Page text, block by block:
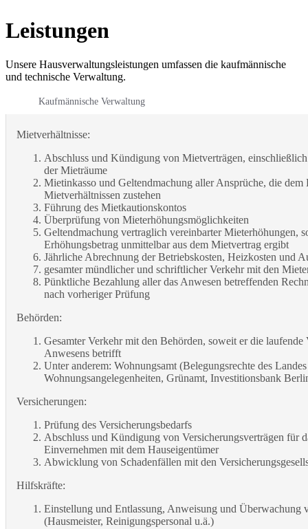
Leistungen
Unsere Hausverwaltungsleistungen umfassen die kaufmännische
und technische Verwaltung.
Kaufmännische Verwaltung
Mietverhältnisse:
Abschluss und Kündigung von Mietverträgen,
der Mieträume
Mietinkasso und Geltendmachung aller Ansprüche, die dem
Mietverhältnissen zustehen
Führung des Mietkautionskontos
Überprüfung von Mieterhöhungsmöglichkeiten
Geltendmachung vertraglich vereinbarter Mieterhöhungen,
Erhöhungsbetrag unmittelbar aus dem Mietvertrag ergibt
Jährliche Abrechnung der Betriebskosten, Heizkosten und
gesamter mündlicher und schriftlicher Verkehr mit den
Pünktliche Bezahlung aller das Anwesen betreffenden
nach vorheriger Prüfung
Behörden:
Gesamter Verkehr mit den Behörden, soweit er die laufende
Anwesens betrifft
Unter anderem: Wohnungsamt (Belegungsrechte des
Wohnungsangelegenheiten, Grünamt, Investitionsbank
Versicherungen:
Prüfung des Versicherungsbedarfs
Abschluss und Kündigung von Versicherungsverträgen für
Einvernehmen mit dem Hauseigentümer
Abwicklung von Schadenfällen mit den
Hilfskräfte:
Einstellung und Entlassung, Anweisung und Überwachung
(Hausmeister, Reinigungspersonal u.ä.)